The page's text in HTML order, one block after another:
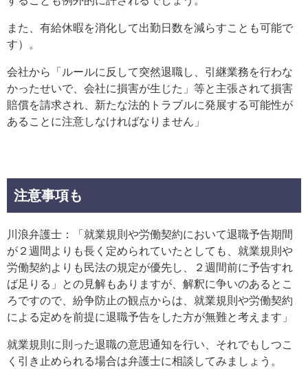
また、有給休暇を消化して出勤日数を減らすことも可能で
す）。
会社から「ルールに反して突然退職し、引継業務を行わな
かったせいで、会社に損害が生じた」等と主張されて損害
賠償を請求され、新たな法的トラブルに発展する可能性が
あることに注意しなければなりません」
注意事項も
川浪弁護士：「就業規則や労働契約において退職予告期間
が２週間よりも長く定められていたとしても、就業規則や
労働契約よりも民法の規定が優先し、２週間前に予告すれ
ば足りる」との見解もありますが、解釈に争いのあるとこ
ろですので、紛争防止の観点からは、就業規則や労働契約
による定めを前提に退職予告をした方が無難と考えます」
就業規則に則った退職の意思通知を行い、それでもしつこ
く引き止められる場合は弁護士に相談してみましょう。